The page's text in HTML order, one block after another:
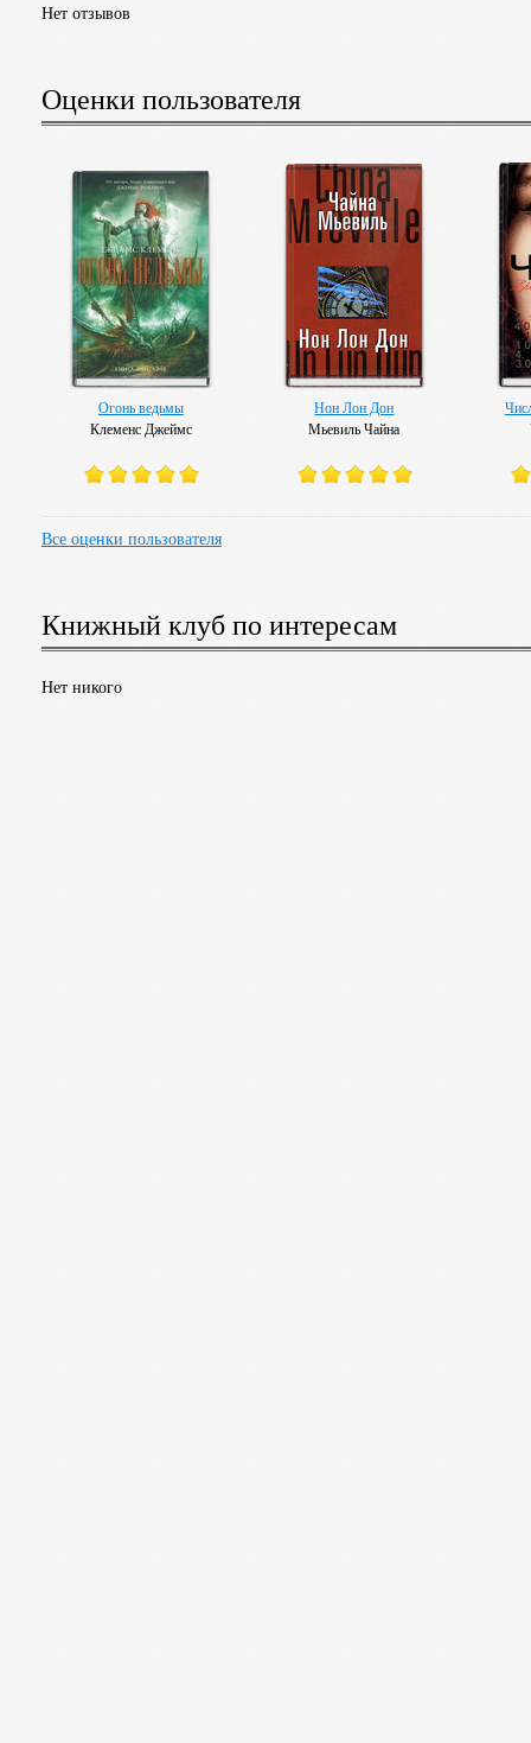
Нет отзывов
Оценки пользователя
Огонь ведьмы
Клеменс Джеймс
Нон Лон Дон
Мьевиль Чайна
Все оценки пользователя
Книжный клуб по интересам
Нет никого